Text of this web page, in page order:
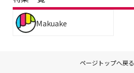
Makuake
ページトップへ戻る